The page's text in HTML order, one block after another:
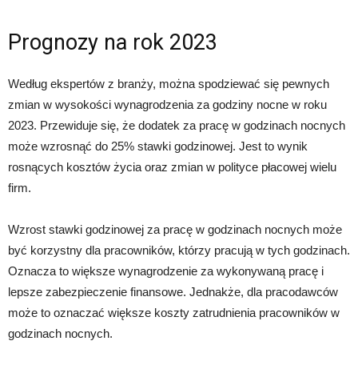
Prognozy na rok 2023
Według ekspertów z branży, można spodziewać się pewnych
zmian w wysokości wynagrodzenia za godziny nocne w roku
2023. Przewiduje się, że dodatek za pracę w godzinach nocnych
może wzrosnąć do 25% stawki godzinowej. Jest to wynik
rosnących kosztów życia oraz zmian w polityce płacowej wielu
firm.
Wzrost stawki godzinowej za pracę w godzinach nocnych może
być korzystny dla pracowników, którzy pracują w tych godzinach.
Oznacza to większe wynagrodzenie za wykonywaną pracę i
lepsze zabezpieczenie finansowe. Jednakże, dla pracodawców
może to oznaczać większe koszty zatrudnienia pracowników w
godzinach nocnych.